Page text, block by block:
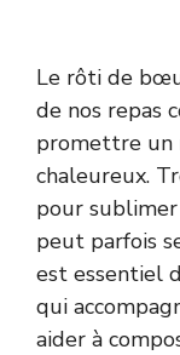
Le rôti de
de nos repas
promettre un
chaleureux.
pour
peut parfois
est essentiel
qui
aider à